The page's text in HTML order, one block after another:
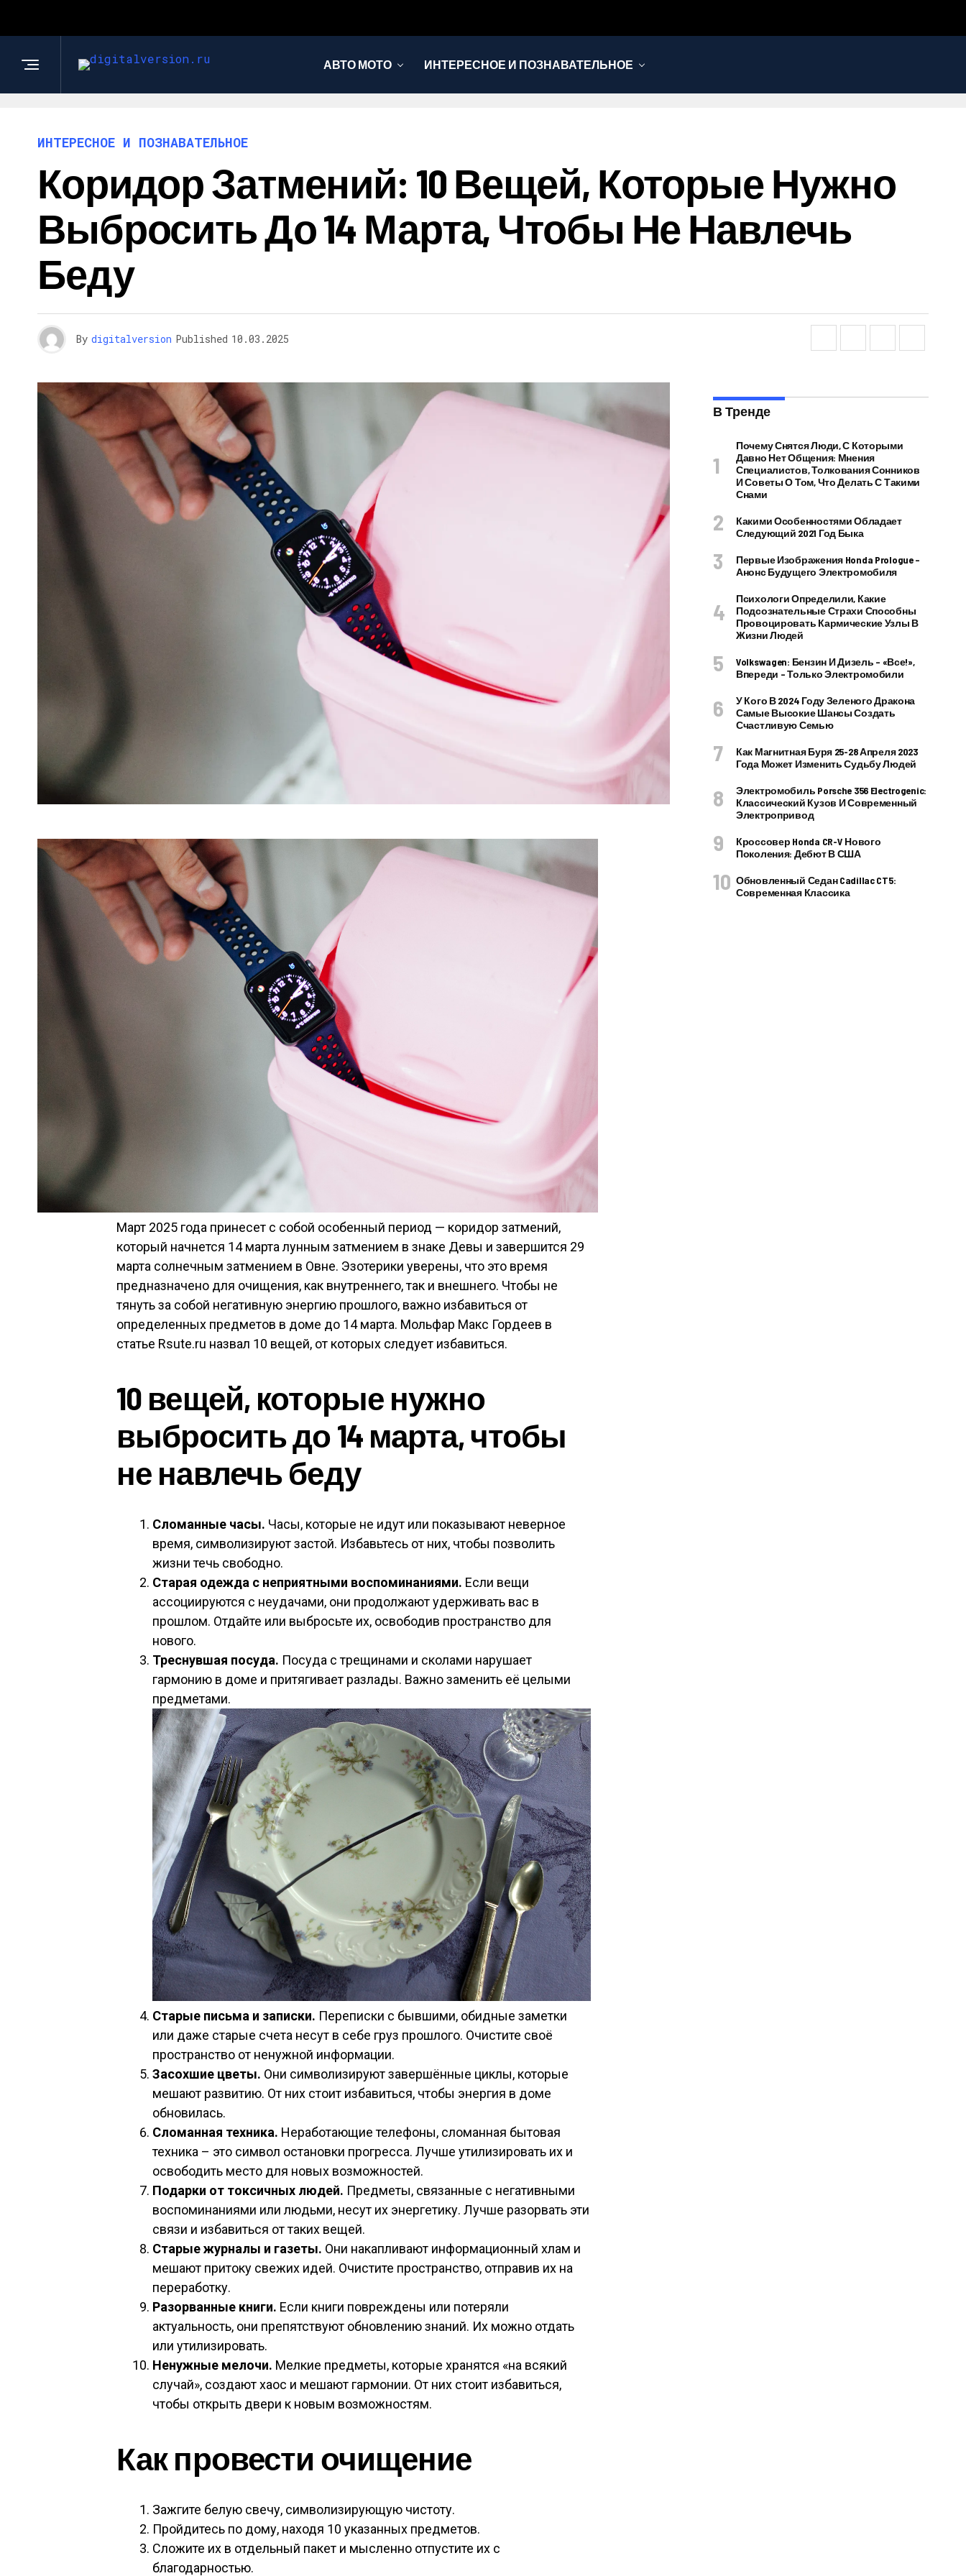
АВТО МОТО ИНТЕРЕСНОЕ И ПОЗНАВАТЕЛЬНОЕ
ИНТЕРЕСНОЕ И ПОЗНАВАТЕЛЬНОЕ
Коридор Затмений: 10 Вещей, Которые Нужно
Выбросить До 14 Марта, Чтобы Не Навлечь
Беду
By digitalversion Published 10.03.2025
Март 2025 года принесет с собой особенный период — коридор затмений,
который начнется 14 марта лунным затмением в знаке Девы и завершится 29
марта солнечным затмением в Овне. Эзотерики уверены, что это время
предназначено для очищения, как внутреннего, так и внешнего. Чтобы не
тянуть за собой негативную энергию прошлого, важно избавиться от
определенных предметов в доме до 14 марта. Мольфар Макс Гордеев в
статье Rsute.ru назвал 10 вещей, от которых следует избавиться.
10 вещей, которые нужно
выбросить до 14 марта, чтобы
не навлечь беду
Сломанные часы. Часы, которые не идут или показывают неверное
время, символизируют застой. Избавьтесь от них, чтобы позволить
жизни течь свободно.
Старая одежда с неприятными воспоминаниями. Если вещи
ассоциируются с неудачами, они продолжают удерживать вас в
прошлом. Отдайте или выбросьте их, освободив пространство для
нового.
Треснувшая посуда. Посуда с трещинами и сколами нарушает
гармонию в доме и притягивает разлады. Важно заменить её целыми
предметами.
Старые письма и записки. Переписки с бывшими, обидные заметки
или даже старые счета несут в себе груз прошлого. Очистите своё
пространство от ненужной информации.
Засохшие цветы. Они символизируют завершённые циклы, которые
мешают развитию. От них стоит избавиться, чтобы энергия в доме
обновилась.
Сломанная техника. Неработающие телефоны, сломанная бытовая
техника – это символ остановки прогресса. Лучше утилизировать их и
освободить место для новых возможностей.
Подарки от токсичных людей. Предметы, связанные с негативными
воспоминаниями или людьми, несут их энергетику. Лучше разорвать эти
связи и избавиться от таких вещей.
Старые журналы и газеты. Они накапливают информационный хлам и
мешают притоку свежих идей. Очистите пространство, отправив их на
переработку.
Разорванные книги. Если книги повреждены или потеряли
актуальность, они препятствуют обновлению знаний. Их можно отдать
или утилизировать.
Ненужные мелочи. Мелкие предметы, которые хранятся «на всякий
случай», создают хаос и мешают гармонии. От них стоит избавиться,
чтобы открыть двери к новым возможностям.
Как провести очищение
Зажгите белую свечу, символизирующую чистоту.
Пройдитесь по дому, находя 10 указанных предметов.
Сложите их в отдельный пакет и мысленно отпустите их с
благодарностью.
В Тренде
Почему Снятся Люди, С Которыми
Давно Нет Общения: Мнения
Специалистов, Толкования Сонников
И Советы О Том, Что Делать С Такими
Снами
Какими Особенностями Обладает
Следующий 2021 Год Быка
Первые Изображения Honda Prologue –
Анонс Будущего Электромобиля
Психологи Определили, Какие
Подсознательные Страхи Способны
Провоцировать Кармические Узлы В
Жизни Людей
Volkswagen: Бензин И Дизель – «все!»,
Впереди – Только Электромобили
У Кого В 2024 Году Зеленого Дракона
Самые Высокие Шансы Создать
Счастливую Семью
Как Магнитная Буря 25-28 Апреля 2023
Года Может Изменить Судьбу Людей
Электромобиль Porsche 356 Electrogenic:
Классический Кузов И Современный
Электропривод
Кроссовер Honda CR-V Нового
Поколения: Дебют В США
Обновленный Седан Cadillac CT5:
Современная Классика